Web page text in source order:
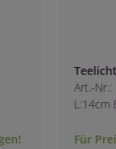
Art.-Nr.:
L:14cm
Für